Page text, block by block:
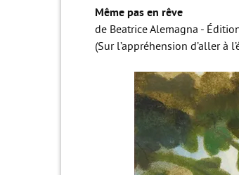
Même pas en rêve
de Beatrice Alemagna -
(Sur l’appréhension d’aller à